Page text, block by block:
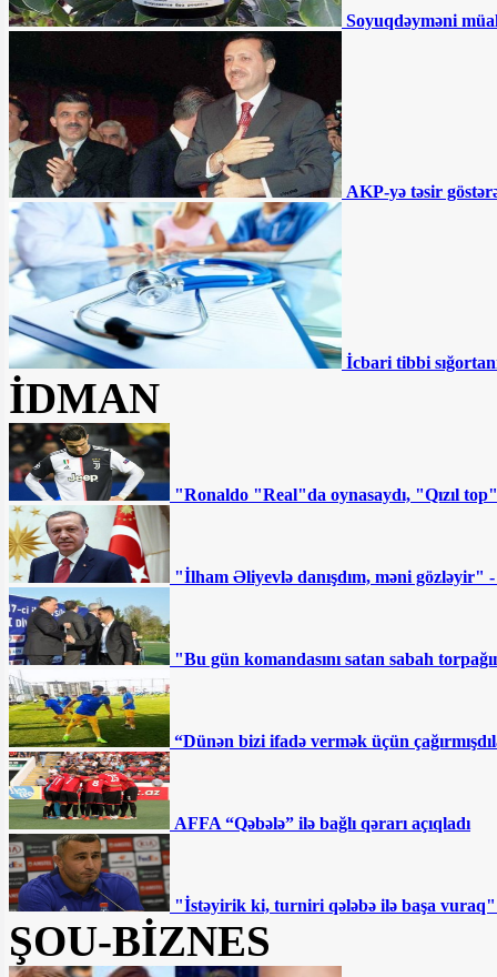
Sürücülərin NƏZƏRİNƏ:
Bu ərazilərdə radara düşmüsünüzsə, ləğv
İki qurum birləşdirilir,
Samir Şərifov yola salınır - Şok təfərrüat
Səhiyyədə “şəkər
müəmması” - Pulsuz verilsə də...
MSK Zahir Əzəmətin
şikayətini təmin etmədi – Namizəd
Apelyasiya Məhkəməsinə şikayət edəcək
“Müştərilər vəsaitlərinin
batmasından qorxurlar” - Fazil
Məmmədovun bankında nələr baş verir?
DYP-nin ləğvi tələb olunur:
Ya da sistem kökündən dəyişsin
Ermənistanın sabiq “baş
çekistinin” ölümü: Paşinyan hədəfə alınıb
- ŞƏRH
“Sovetski”də 8 milyona
torpaq satılır - Fotofakt
Deputatlığa namizəd
İmamveridi İsmayılovla bağlı ŞOK
MƏLUMATLAR YAYILDI
Ən qızğın mübarizə bu
dairələrdə gedəcək — SİYAHI
"Hər kəs ulduz ola bilməz"
SON DƏQİQƏ: Gəncədə
Soyuqdəyməni
AKP-yə təsir
İcbari tibbi
İDMAN
"Ronaldo "Real"da oynasaydı, "Qızıl
"İlham Əliyevlə danışdım, məni
"Bu gün komandasını satan sabah
“Dünən bizi ifadə vermək üçün
AFFA “Qəbələ” ilə bağlı qərarı açıqladı
"İstəyirik ki, turniri qələbə ilə başa
ŞOU-BİZNES